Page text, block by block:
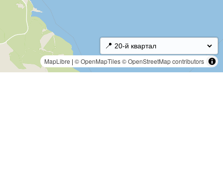
MapLibre | © OpenMapTiles© OpenStreetMap contributors
📍